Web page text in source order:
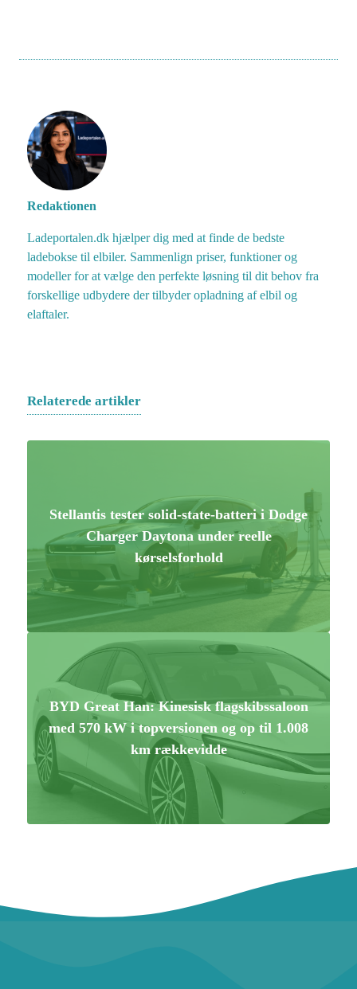
Redaktionen
Ladeportalen.dk hjælper dig med at finde de bedste
ladebokse til elbiler. Sammenlign priser, funktioner og
modeller for at vælge den perfekte løsning til dit behov fra
forskellige udbydere der tilbyder opladning af elbil og
elaftaler.
Relaterede artikler
Stellantis tester solid-state-batteri i Dodge
Charger Daytona under reelle
kørselsforhold
BYD Great Han: Kinesisk flagskibssaloon
med 570 kW i topversionen og op til 1.008
km rækkevidde